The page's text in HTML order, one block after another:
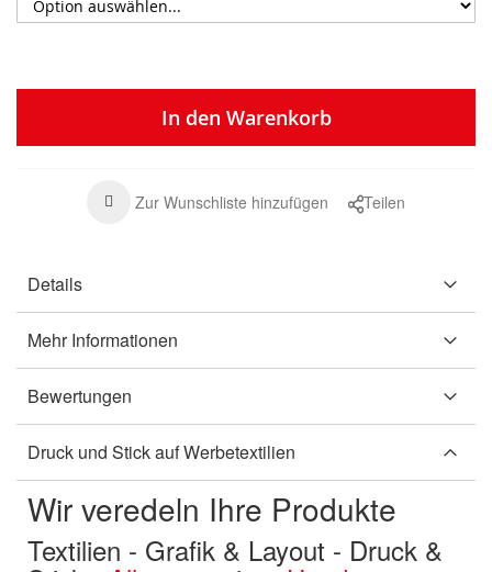
In den Warenkorb
Zur Wunschliste hinzufügen Teilen
Details
Mehr Informationen
Bewertungen
Druck und Stick auf Werbetextilien
Wir veredeln Ihre Produkte
Textilien - Grafik & Layout - Druck &